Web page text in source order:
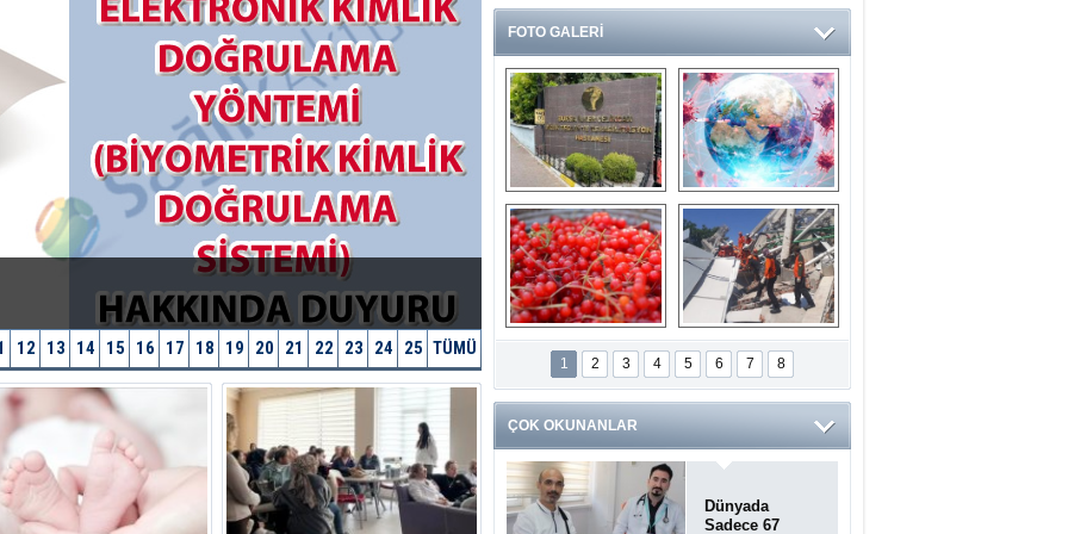
12 13 14 15 16 17 18 19 20 21 22 23 24 25 TÜMÜ
FOTO GALERİ
Ve burası da bir
devlet hastanesi
14 soruda
Koronavirüs
hakkında kendinizi
test edin...
Gilaburu meyvesi
kanserden koruyor
Endonezya’daki
deprem: Ölü sayısı
bin 203'e yükseldi
1 2 3 4 5 6 7 8
ÇOK OKUNANLAR
Dünyada
Sadece 67